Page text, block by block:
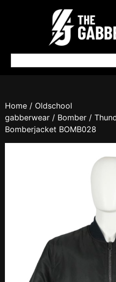
Home / Oldschool
gabberwear / Bomber /
Bomberjacket BOMB028